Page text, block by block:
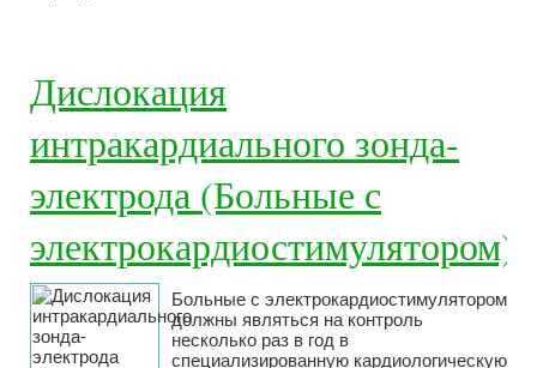
Дислокация
интракардиального зонда-
электрода (Больные с
электрокардиостимулятором)
Больные с электрокардиостимулятором
должны являться на контроль
несколько раз в год в
специализированную кардиологическую